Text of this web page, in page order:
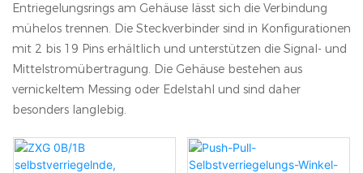
Entriegelungsrings am Gehäuse lässt sich die Verbindung
mühelos trennen. Die Steckverbinder sind in Konfigurationen
mit 2 bis 19 Pins erhältlich und unterstützen die Signal- und
Mittelstromübertragung. Die Gehäuse bestehen aus
vernickeltem Messing oder Edelstahl und sind daher
besonders langlebig.